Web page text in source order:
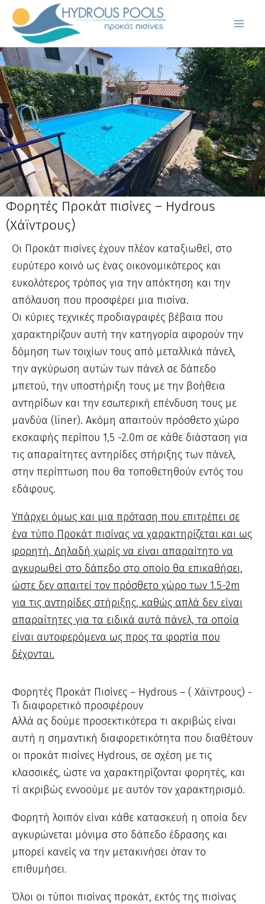
Μετάβαση
στο
περιεχόμενο
Φορητές Προκάτ πισίνες – Hydrous
(Χάϊντρους)
Οι Προκάτ πισίνες έχουν πλέον καταξιωθεί, στο
ευρύτερο κοινό ως ένας οικονομικότερος και
ευκολότερος τρόπος για την απόκτηση και την
απόλαυση που προσφέρει μια πισίνα.
Οι κύριες τεχνικές προδιαγραφές βέβαια που
χαρακτηρίζουν αυτή την κατηγορία αφορούν την
δόμηση των τοιχίων τους από μεταλλικά πάνελ,
την αγκύρωση αυτών των πάνελ σε δάπεδο
μπετού, την υποστήριξη τους με την βοήθεια
αντηρίδων και την εσωτερική επένδυση τους με
μανδύα (liner). Ακόμη απαιτούν πρόσθετο χώρο
εκσκαφής περίπου 1,5 -2.0m σε κάθε διάσταση για
τις απαραίτητες αντηρίδες στήριξης των πάνελ,
στην περίπτωση που θα τοποθετηθούν εντός του
εδάφους.
Υπάρχει όμως και μια πρόταση που επιτρέπει σε
ένα τύπο Προκάτ πισίνας να χαρακτηρίζεται και ως
φορητή. Δηλαδή χωρίς να είναι απαραίτητο να
αγκυρωθεί στο δάπεδο στο οποίο θα επικαθήσει,
ώστε δεν απαιτεί τον πρόσθετο χώρο των 1.5-2m
για τις αντηρίδες στήριξης, καθώς απλά δεν είναι
απαραίτητες για τα ειδικά αυτά πάνελ, τα οποία
είναι αυτοφερόμενα ως προς τα φορτία που
δέχονται.
Φορητές Προκάτ Πισίνες – Hydrous – ( Χάϊντρους) -
Τι διαφορετικό προσφέρουν
Αλλά ας δούμε προσεκτικότερα τι ακριβώς είναι
αυτή η σημαντική διαφορετικότητα που διαθέτουν
οι προκάτ πισίνες Hydrous, σε σχέση με τις
κλασσικές, ώστε να χαρακτηρίζονται φορητές, και
τί ακριβώς εννοούμε με αυτόν τον χαρακτηρισμό.
Φορητή λοιπόν είναι κάθε κατασκευή η οποία δεν
αγκυρώνεται μόνιμα στο δάπεδο έδρασης και
μπορεί κανείς να την μετακινήσει όταν το
επιθυμήσει.
Όλοι οι τύποι πισίνας προκάτ, εκτός της πισίνας